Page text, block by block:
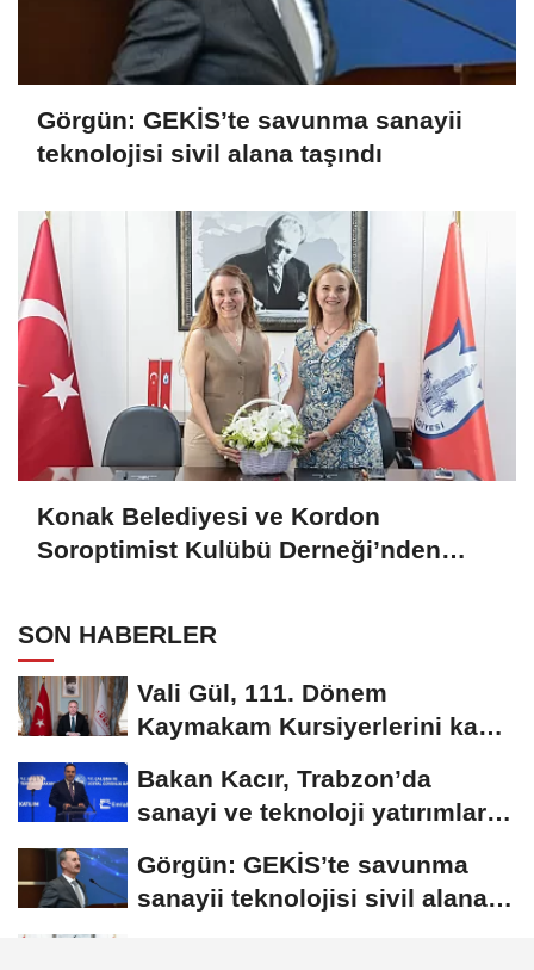
Görgün: GEKİS’te savunma sanayii
teknolojisi sivil alana taşındı
Konak Belediyesi ve Kordon
Soroptimist Kulübü Derneği’nden
SON HABERLER
Vali Gül, 111. Dönem
Kaymakam Kursiyerlerini kabul
Bakan Kacır, Trabzon’da
sanayi ve teknoloji yatırımlarını
Görgün: GEKİS’te savunma
sanayii teknolojisi sivil alana